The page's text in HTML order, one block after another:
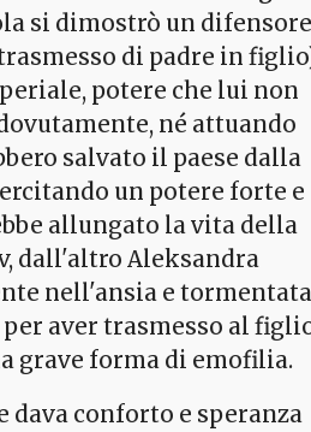
si dimostrò un difensore
di padre in
potere che lui non
né attuando
salvato il paese dalla
un potere forte e
allungato la vita della
dall'altro Aleksandra
nell'ansia e tormentata
aver trasmesso al
grave forma di emofilia.
dava conforto e speranza